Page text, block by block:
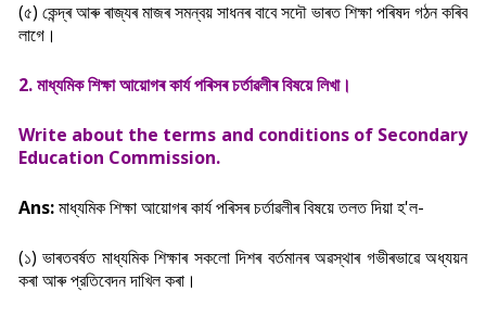
(৫) কেন্দ্ৰ আৰু ৰাজ্যৰ মাজৰ সমন্বয় সাধনৰ বাবে সদৌ ভাৰত শিক্ষা পৰিষদ গঠন কৰিব
লাগে।
2. মাধ্যমিক শিক্ষা আয়োগৰ কাৰ্য পৰিসৰ চৰ্তাৱলীৰ বিষয়ে লিখা।
Write about the terms and conditions of Secondary
Education Commission.
Ans:মাধ্যমিক শিক্ষা আয়োগৰ কাৰ্য পৰিসৰ চৰ্তাৱলীৰ বিষয়ে তলত দিয়া হ'ল-
(১) ভাৰতবৰ্ষত মাধ্যমিক শিক্ষাৰ সকলো দিশৰ বৰ্তমানৰ অৱস্থাৰ গভীৰভাৱে অধ্যয়ন
কৰা আৰু প্রতিবেদন দাখিল কৰা।